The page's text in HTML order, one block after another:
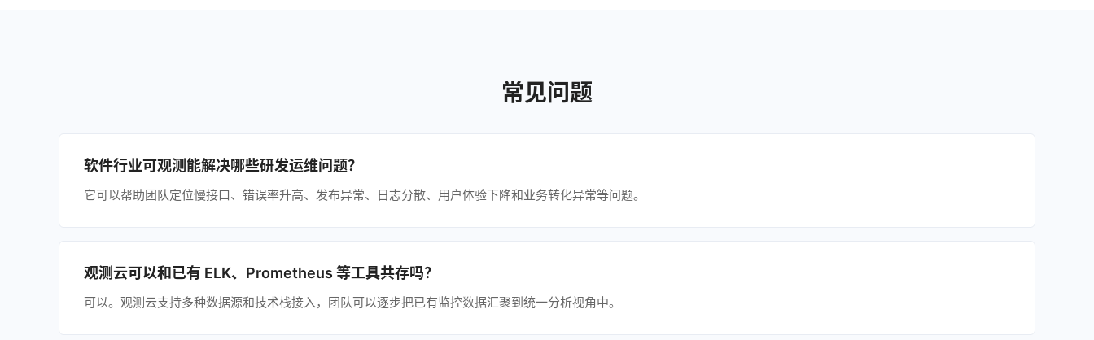
常见问题
软件行业可观测能解决哪些研发运维问题？
它可以帮助团队定位慢接口、错误率升高、发布异常、日志分散、用户体验下降和业务转化异常等问题。
观测云可以和已有 ELK、Prometheus 等工具共存吗？
可以。观测云支持多种数据源和技术栈接入，团队可以逐步把已有监控数据汇聚到统一分析视角中。